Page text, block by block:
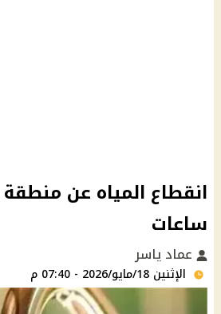
ساعات
عماد ياسر
الإثنين 18/مايو/2026 - 07:40 م